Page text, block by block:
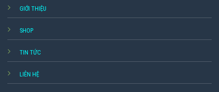
GIỚI THIỆU
SHOP
TIN TỨC
LIÊN HỆ